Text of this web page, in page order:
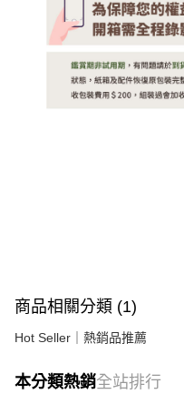
商品相關分類 (1)
Hot Seller｜熱銷品推薦
本分類熱銷全站排行